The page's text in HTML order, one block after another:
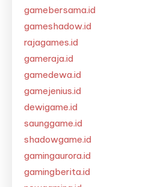
gamebersama.id
gameshadow.id
rajagames.id
gameraja.id
gamedewa.id
gamejenius.id
dewigame.id
saunggame.id
shadowgame.id
gamingaurora.id
gamingberita.id